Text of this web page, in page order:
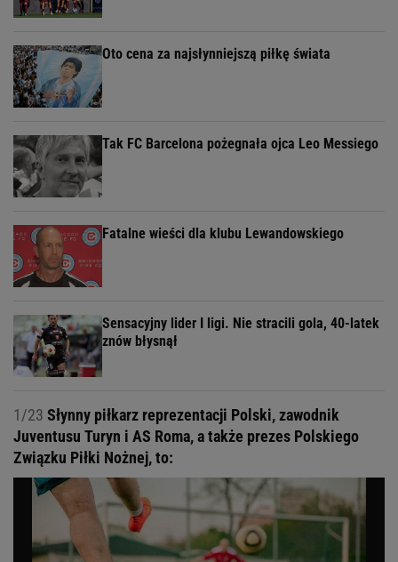
Oto cena za najsłynniejszą piłkę świata
Tak FC Barcelona pożegnała ojca Leo Messiego
Fatalne wieści dla klubu Lewandowskiego
Sensacyjny lider I ligi. Nie stracili gola, 40-latek
znów błysnął
1/23 Słynny piłkarz reprezentacji Polski, zawodnik
Juventusu Turyn i AS Roma, a także prezes Polskiego
Związku Piłki Nożnej, to: